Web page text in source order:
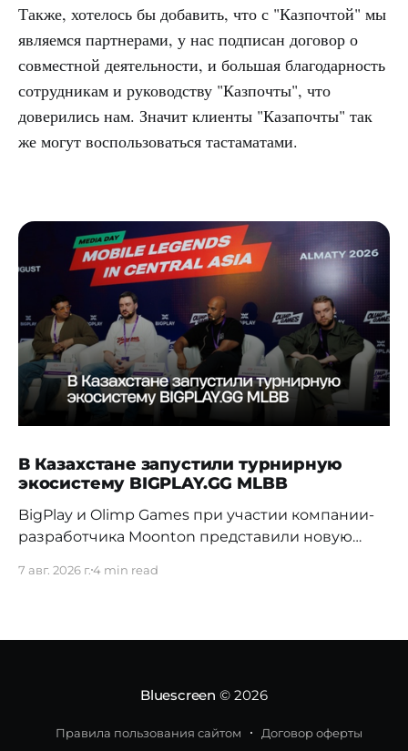
Также, хотелось бы добавить, что с "Казпочтой" мы
являемся партнерами, у нас подписан договор о
совместной деятельности, и большая благодарность
сотрудникам и руководству "Казпочты", что
доверились нам. Значит клиенты "Казапочты" так
же могут воспользоваться тастаматами.
В Казахстане запустили турнирную
экосистему BIGPLAY.GG MLBB
BigPlay и Olimp Games при участии компании-
разработчика Moonton представили новую
Проект должен усилить позиции Казахстана на
регулярной соревновательной практики. 70%
Новая система BIGPLAY.GG MLBB выстраивает
7 авг. 2026 г.4 min read
Bluescreen © 2026
Правила пользования сайтом
Договор оферты